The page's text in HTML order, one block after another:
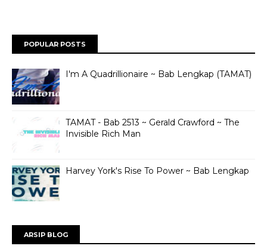
POPULAR POSTS
I'm A Quadrillionaire ~ Bab Lengkap (TAMAT)
TAMAT - Bab 2513 ~ Gerald Crawford ~ The
Invisible Rich Man
Harvey York's Rise To Power ~ Bab Lengkap
ARSIP BLOG